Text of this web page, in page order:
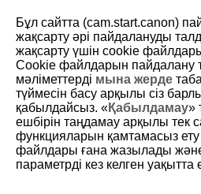
D105-033
Linked Shooting
Linked Shooting lets you link up to 10
camera on which you will release the
As long as a camera supports linked
transmitter attached, you can use the
Бұл сайтта (cam.start.canon)
жақсарту әрі пайдалануды
жақсарту үшін сookie
Cookie файлдарын пайдалану
мәліметтерді мына жерде
түймесін басу арқылы сіз
қабылдайсыз. «Қабылдамау»
ешбірін таңдамау арқылы тек
функцияларын қамтамасыз
файлдары ғана жазылады
параметрді кез келген уақытта